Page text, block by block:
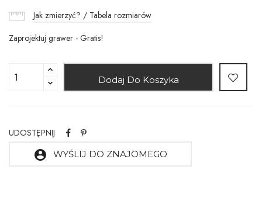
Jak zmierzyć? / Tabela rozmiarów
Zaprojektuj grawer - Gratis!
Dodaj Do Koszyka
UDOSTĘPNIJ
account_circle WYŚLIJ DO ZNAJOMEGO